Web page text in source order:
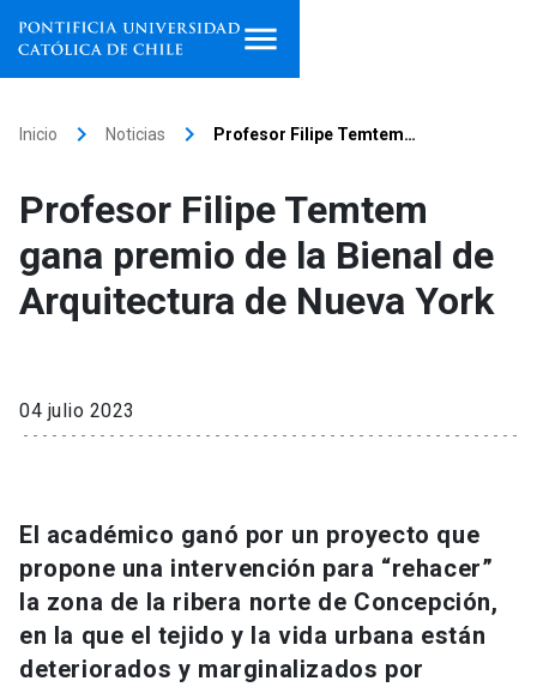
Facultades, escuelas e
institutos
Investigación
Extensión
Información para keyboard_arrow_down
Futuros estudiantes
Go to english site launch
Inicio keyboard_arrow_right Noticias keyboard_arrow_right Profesor Filipe Temtem…
Profesor Filipe Temtem
gana premio de la Bienal de
Arquitectura de Nueva York
04 julio 2023
El académico ganó por un proyecto que
propone una intervención para “rehacer”
la zona de la ribera norte de Concepción,
en la que el tejido y la vida urbana están
deteriorados y marginalizados por